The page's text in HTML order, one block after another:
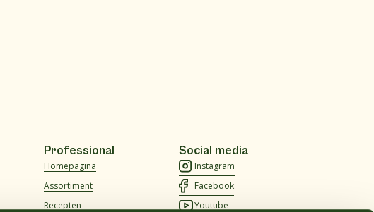
Professional
Homepagina
Assortiment
Recepten
Social media
Instagram
Facebook
Youtube